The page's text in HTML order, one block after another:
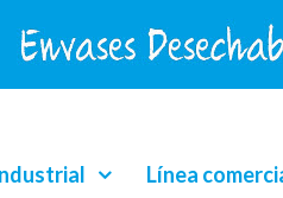
Línea